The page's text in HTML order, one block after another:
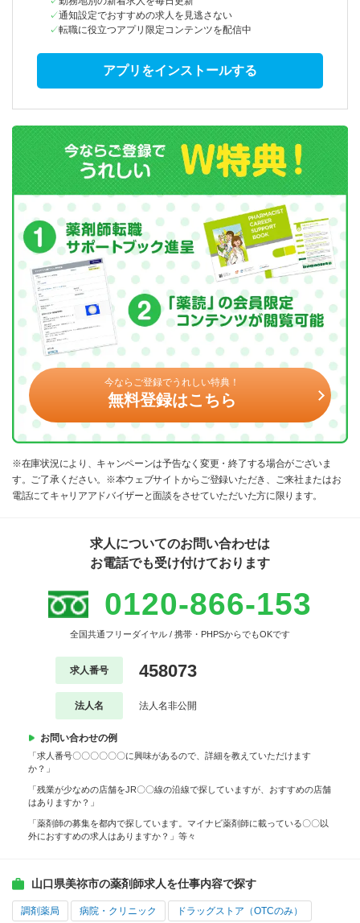
通知設定でおすすめの求人を見逃さない
転職に役立つアプリ限定コンテンツを配信中
アプリをインストールする
今ならご登録でうれしい特典！
無料登録はこちら
※在庫状況により、キャンペーンは予告なく変更・終了する場合がございま
す。ご了承ください。※本ウェブサイトからご登録いただき、ご来社またはお
電話にてキャリアアドバイザーと面談をさせていただいた方に限ります。
求人についてのお問い合わせは
お電話でも受け付けております
0120-866-153
全国共通フリーダイヤル / 携帯・PHPSからでもOKです
求人番号 458073
法人名 法人名非公開
お問い合わせの例
「求人番号〇〇〇〇〇〇に興味があるので、詳細を教えていただけます
か？」
「残業が少なめの店舗をJR〇〇線の沿線で探していますが、おすすめの店舗
はありますか？」
「薬剤師の募集を都内で探しています。マイナビ薬剤師に載っている〇〇以
外におすすめの求人はありますか？」等々
山口県美祢市の薬剤師求人を仕事内容で探す
調剤薬局 病院・クリニック ドラッグストア（OTCのみ）